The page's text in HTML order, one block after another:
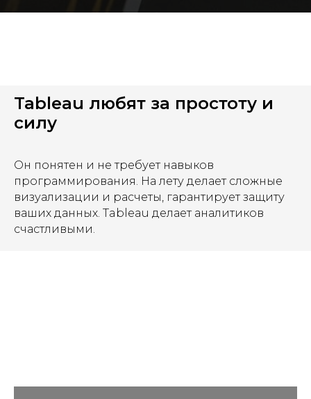
Tableau любят за простоту и
силу
Он понятен и не требует навыков
программирования. На лету делает сложные
визуализации и расчеты, гарантирует защиту
ваших данных. Tableau делает аналитиков
счастливыми.